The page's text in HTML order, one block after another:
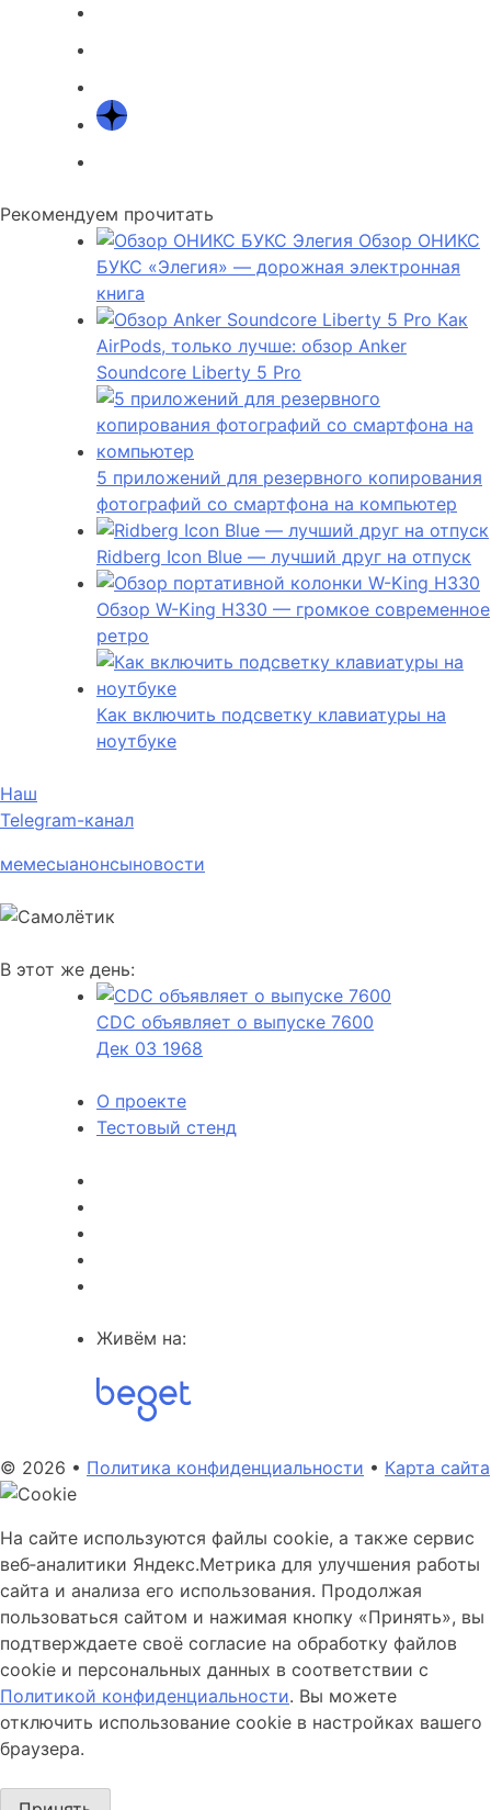
Рекомендуем прочитать
Обзор ОНИКС
БУКС «Элегия» — дорожная электронная
книга
Как
AirPods, только лучше: обзор Anker
Soundcore Liberty 5 Pro
5 приложений для резервного копирования
фотографий со смартфона на компьютер
Ridberg Icon Blue — лучший друг на отпуск
Обзор W-King H330 — громкое современное
ретро
Как включить подсветку клавиатуры на
ноутбуке
Наш
Telegram-канал
мемесыанонсыновости
В этот же день:
CDC объявляет о выпуске 7600
Дек 03 1968
О проекте
Тестовый стенд
Живём на:
© 2026 • Политика конфиденциальности • Карта сайта
На сайте используются файлы cookie, а также сервис
веб‑аналитики Яндекс.Метрика для улучшения работы
сайта и анализа его использования. Продолжая
пользоваться сайтом и нажимая кнопку «Принять», вы
подтверждаете своё согласие на обработку файлов
cookie и персональных данных в соответствии с
Политикой конфиденциальности. Вы можете
отключить использование cookie в настройках вашего
браузера.